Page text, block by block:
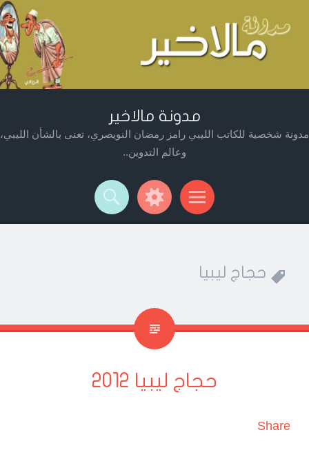
مدونة مالاخير
مدونة شخصية للكاتب الليبي رامز رمضان النويصري، تعنى بالشأن الليبي،
وعالم التدوين..
Menu
Widgets
Search
حجاج ليبيا
حجاج ليبيا 2012
Share